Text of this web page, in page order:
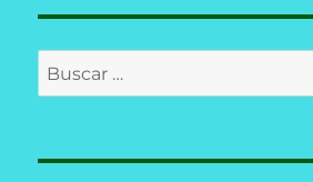
Buscar
por: